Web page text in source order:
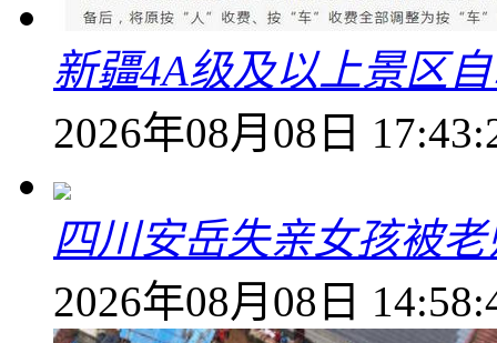
新疆4A级及以上景区
2026年08月08日
四川安岳失亲女孩被
2026年08月08日